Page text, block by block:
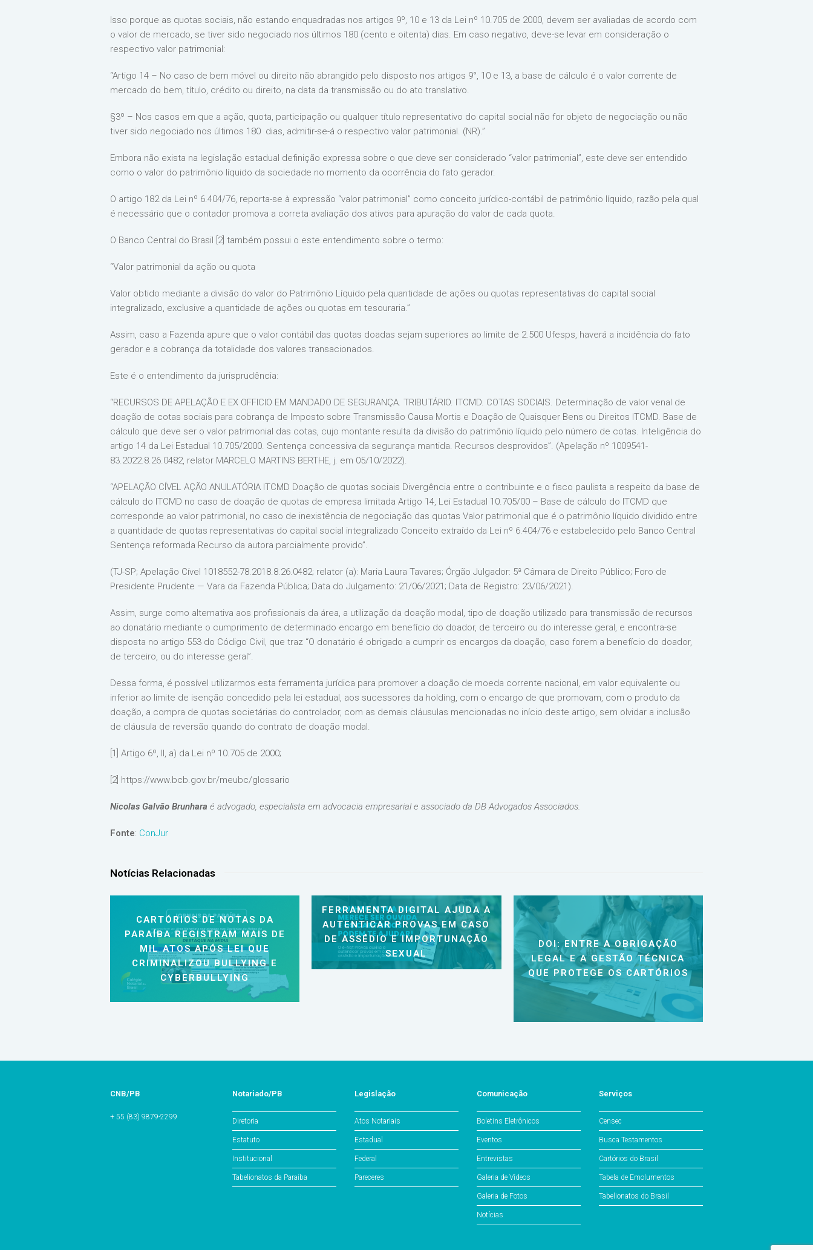
Isso porque as quotas sociais, não estando enquadradas nos artigos 9º, 10 e 13 da Lei nº 10.705 de 2000, devem ser avaliadas de acordo com
o valor de mercado, se tiver sido negociado nos últimos 180 (cento e oitenta) dias. Em caso negativo, deve-se levar em consideração o
respectivo valor patrimonial:
“Artigo 14 – No caso de bem móvel ou direito não abrangido pelo disposto nos artigos 9°, 10 e 13, a base de cálculo é o valor corrente de
mercado do bem, título, crédito ou direito, na data da transmissão ou do ato translativo.
§3º – Nos casos em que a ação, quota, participação ou qualquer título representativo do capital social não for objeto de negociação ou não
tiver sido negociado nos últimos 180 dias, admitir-se-á o respectivo valor patrimonial. (NR).”
Embora não exista na legislação estadual definição expressa sobre o que deve ser considerado “valor patrimonial”, este deve ser entendido
como o valor do patrimônio líquido da sociedade no momento da ocorrência do fato gerador.
O artigo 182 da Lei nº 6.404/76, reporta-se à expressão “valor patrimonial” como conceito jurídico-contábil de patrimônio líquido, razão pela qual
é necessário que o contador promova a correta avaliação dos ativos para apuração do valor de cada quota.
O Banco Central do Brasil [2] também possui o este entendimento sobre o termo:
“Valor patrimonial da ação ou quota
Valor obtido mediante a divisão do valor do Patrimônio Líquido pela quantidade de ações ou quotas representativas do capital social
integralizado, exclusive a quantidade de ações ou quotas em tesouraria.”
Assim, caso a Fazenda apure que o valor contábil das quotas doadas sejam superiores ao limite de 2.500 Ufesps, haverá a incidência do fato
gerador e a cobrança da totalidade dos valores transacionados.
Este é o entendimento da jurisprudência:
“RECURSOS DE APELAÇÃO E EX OFFICIO EM MANDADO DE SEGURANÇA. TRIBUTÁRIO. ITCMD. COTAS SOCIAIS. Determinação de valor venal de
doação de cotas sociais para cobrança de Imposto sobre Transmissão Causa Mortis e Doação de Quaisquer Bens ou Direitos ITCMD. Base de
cálculo que deve ser o valor patrimonial das cotas, cujo montante resulta da divisão do patrimônio líquido pelo número de cotas. Inteligência do
artigo 14 da Lei Estadual 10.705/2000. Sentença concessiva da segurança mantida. Recursos desprovidos”. (Apelação nº 1009541-
83.2022.8.26.0482, relator MARCELO MARTINS BERTHE, j. em 05/10/2022).
“APELAÇÃO CÍVEL AÇÃO ANULATÓRIA ITCMD Doação de quotas sociais Divergência entre o contribuinte e o fisco paulista a respeito da base de
cálculo do ITCMD no caso de doação de quotas de empresa limitada Artigo 14, Lei Estadual 10.705/00 – Base de cálculo do ITCMD que
corresponde ao valor patrimonial, no caso de inexistência de negociação das quotas Valor patrimonial que é o patrimônio líquido dividido entre
a quantidade de quotas representativas do capital social integralizado Conceito extraído da Lei nº 6.404/76 e estabelecido pelo Banco Central
Sentença reformada Recurso da autora parcialmente provido”.
(TJ-SP; Apelação Cível 1018552-78.2018.8.26.0482; relator (a): Maria Laura Tavares; Órgão Julgador: 5ª Câmara de Direito Público; Foro de
Presidente Prudente — Vara da Fazenda Pública; Data do Julgamento: 21/06/2021; Data de Registro: 23/06/2021).
Assim, surge como alternativa aos profissionais da área, a utilização da doação modal, tipo de doação utilizado para transmissão de recursos
ao donatário mediante o cumprimento de determinado encargo em benefício do doador, de terceiro ou do interesse geral, e encontra-se
disposta no artigo 553 do Código Civil, que traz “O donatário é obrigado a cumprir os encargos da doação, caso forem a benefício do doador,
de terceiro, ou do interesse geral”.
Dessa forma, é possível utilizarmos esta ferramenta jurídica para promover a doação de moeda corrente nacional, em valor equivalente ou
inferior ao limite de isenção concedido pela lei estadual, aos sucessores da holding, com o encargo de que promovam, com o produto da
doação, a compra de quotas societárias do controlador, com as demais cláusulas mencionadas no início deste artigo, sem olvidar a inclusão
de cláusula de reversão quando do contrato de doação modal.
[1] Artigo 6º, II, a) da Lei nº 10.705 de 2000;
[2] https://www.bcb.gov.br/meubc/glossario
Nicolas Galvão Brunhara é advogado, especialista em advocacia empresarial e associado da DB Advogados Associados.
Fonte: ConJur
Notícias Relacionadas
CARTÓRIOS DE NOTAS DA
PARAÍBA REGISTRAM MAIS DE
MIL ATOS APÓS LEI QUE
CRIMINALIZOU BULLYING E
CYBERBULLYING
FERRAMENTA DIGITAL AJUDA A
AUTENTICAR PROVAS EM CASO
DE ASSÉDIO E IMPORTUNAÇÃO
SEXUAL
DOI: ENTRE A OBRIGAÇÃO
LEGAL E A GESTÃO TÉCNICA
QUE PROTEGE OS CARTÓRIOS
CNB/PB
+ 55 (83) 9879-2299
Notariado/PB
Diretoria
Estatuto
Institucional
Tabelionatos da Paraíba
Legislação
Atos Notariais
Estadual
Federal
Pareceres
Comunicação
Boletins Eletrônicos
Eventos
Entrevistas
Galeria de Vídeos
Galeria de Fotos
Notícias
Serviços
Censec
Busca Testamentos
Cartórios do Brasil
Tabela de Emolumentos
Tabelionatos do Brasil